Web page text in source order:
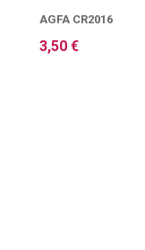
AGFA CR2016
3,50 €